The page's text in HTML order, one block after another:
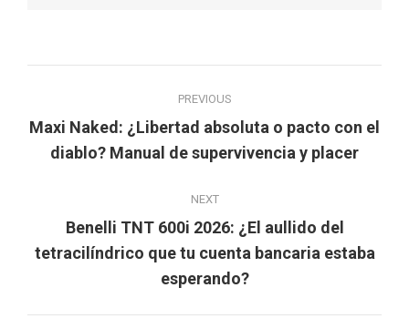
navigation
PREVIOUS
Previous
post:
Maxi Naked: ¿Libertad absoluta o pacto con el
diablo? Manual de supervivencia y placer
NEXT
Next
post:
Benelli TNT 600i 2026: ¿El aullido del
tetracilíndrico que tu cuenta bancaria estaba
esperando?